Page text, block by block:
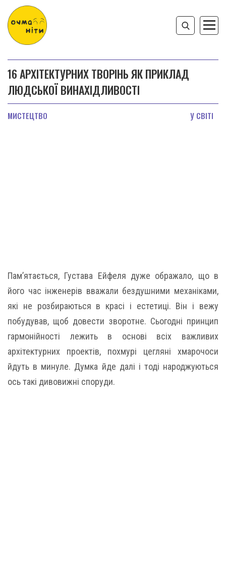
16 АРХІТЕКТУРНИХ ТВОРІНЬ ЯК ПРИКЛАД
ЛЮДСЬКОЇ ВИНАХІДЛИВОСТІ
МИСТЕЦТВО У СВІТІ
Пам’ятається, Густава Ейфеля дуже ображало, що в
його час інженерів вважали бездушними механіками,
які не розбираються в красі і естетиці. Він і вежу
побудував, щоб довести зворотне. Сьогодні принцип
гармонійності лежить в основі всіх важливих
архітектурних проектів, похмурі цегляні хмарочоси
йдуть в минуле. Думка йде далі і тоді народжуються
ось такі дивовижні споруди.